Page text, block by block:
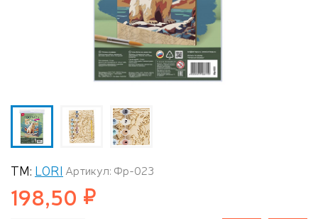
ТМ: LORI Артикул: Фр-023
198,50